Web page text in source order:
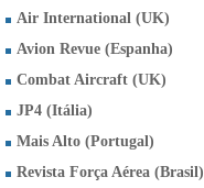
Air International (UK)
Avion Revue (Espanha)
Combat Aircraft (UK)
JP4 (Itália)
Mais Alto (Portugal)
Revista Força Aérea (Brasil)